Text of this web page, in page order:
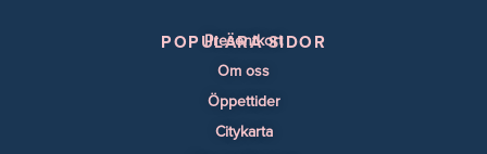
POPULÄRA SIDOR
Presentkort
Om oss
Öppettider
Citykarta